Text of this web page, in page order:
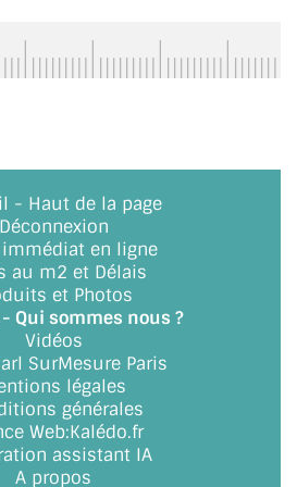
DE VERRE
ASSEMBLAGE DE VERRES
PORTE EN VERRE
- Haut de la page
Déconnexion
immédiat en ligne
au m2 et Délais
et Photos
Qui sommes nous ?
Vidéos
SurMesure Paris
légales
générales
Web:Kalédo.fr
assistant IA
A propos